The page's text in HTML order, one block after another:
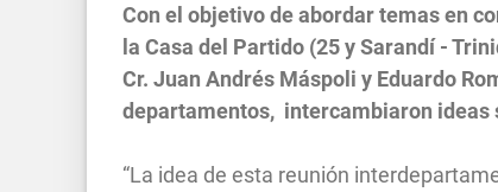
Con el objetivo de abordar temas en
la Casa del Partido (25 y Sarandí -
Cr. Juan Andrés Máspoli y Eduardo
departamentos, intercambiaron ideas
“La idea de esta reunión